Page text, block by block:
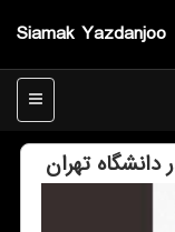
Siamak Yazdanjoo
منو
دانشگاه تهران